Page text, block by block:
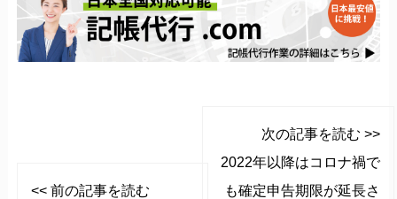
<< 前の記事を読む
次の記事を読む >>
2022年以降はコロナ禍で
も確定申告期限が延長さ